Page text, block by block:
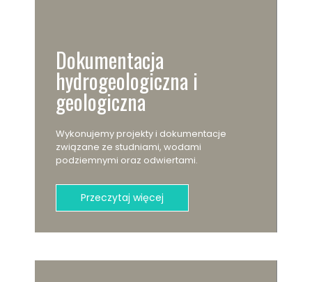
Dokumentacja
hydrogeologiczna i
geologiczna
Wykonujemy projekty i dokumentacje
związane ze studniami, wodami
podziemnymi oraz odwiertami.
Przeczytaj więcej